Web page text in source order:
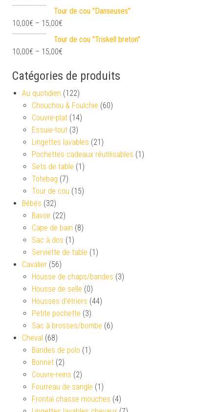
Tour de cou "Danseuses"
10,00€ – 15,00€
Tour de cou "Triskell breton"
10,00€ – 15,00€
Catégories de produits
Au quotidien (122)
Chouchou & Foulchie (60)
Couvre-plat (14)
Essuie-tout (3)
Lingettes lavables (21)
Pochettes cadeaux réutilisables (1)
Sets de table (1)
Totebag (7)
Tour de cou (15)
Bébés (32)
Bavoir (22)
Cape de bain (8)
Sac à dos (1)
Serviette de table (1)
Cavalier (56)
Housse de chaps/bandes (3)
Housse de selle (0)
Housses d’étriers (44)
Petite pochette (3)
Sac à brosses/bombe (6)
Cheval (68)
Bandes de polo (1)
Bonnet (2)
Couvre-reins (2)
Fourreau de sangle (1)
Frontal chasse mouches (4)